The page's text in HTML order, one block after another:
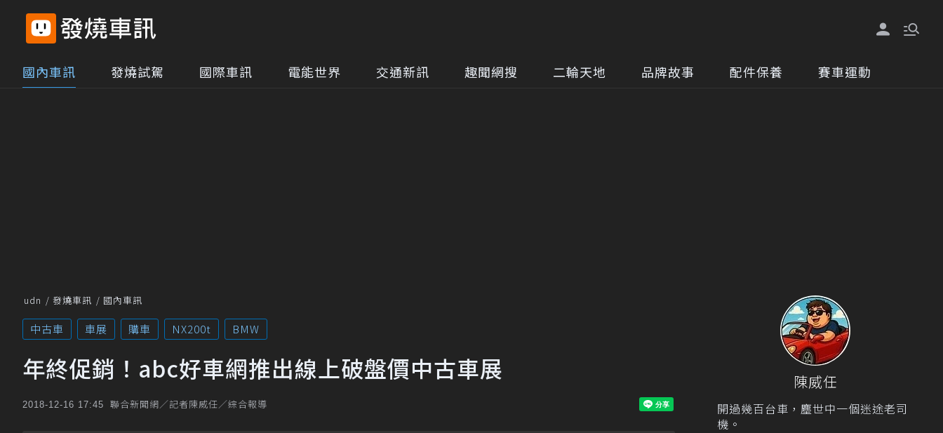
國內車訊 發燒試駕 國際車訊 電能世界 交通新訊 趣聞網搜 二輪天地 品牌故事 配件保養 賽車運動
udn 發燒車訊 國內車訊
中古車 車展 購車 NX200t BMW
年終促銷！abc好車網推出線上破盤價中古車展
2018-12-16 17:45 聯合新聞網／記者陳威任／綜合報導
陳威任
開過幾百台車，塵世中一個迷途老司
機。